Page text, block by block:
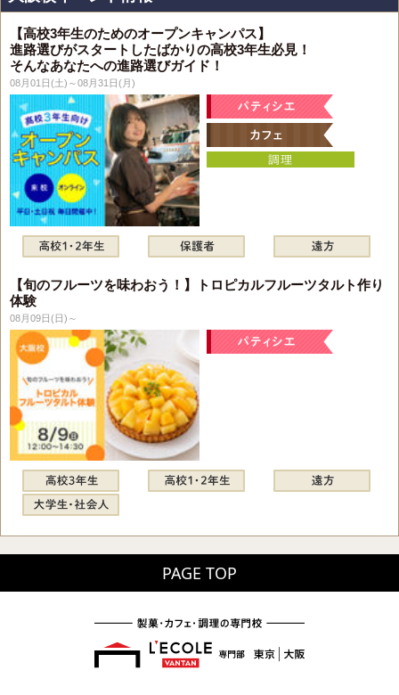
【高校3年生のためのオープンキャンパス】
進路選びがスタートしたばかりの高校3年生必見！
そんなあなたへの進路選びガイド！
08月01日(土)～08月31日(月)
【旬のフルーツを味わおう！】トロピカルフルーツタルト作り
体験
08月09日(日)～
PAGE TOP